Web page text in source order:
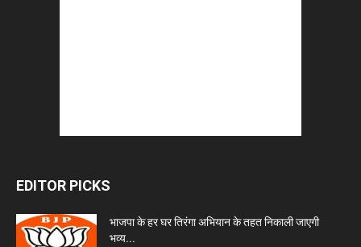
EDITOR PICKS
भाजपा के हर घर तिरंगा अभियान के तहत निकाली जाएगी
भव्य...